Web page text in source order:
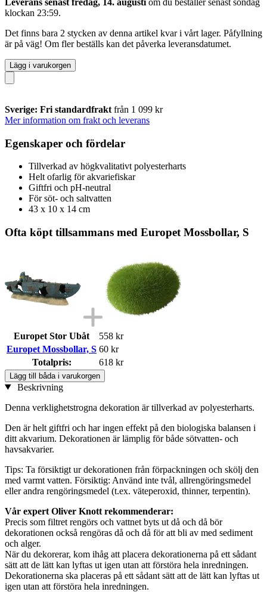
klockan 23:59.
Det finns bara 2 stycken av denna artikel kvar i vårt lager. Påfyllning
är på väg! Om fler beställs kan det påverka leveransdatumet.
Lägg i varukorgen
Sverige: Fri standardfrakt från 1 099 kr
Mer information om frakt och leverans
Egenskaper och fördelar
Tillverkad av högkvalitativt polyesterharts
Helt ofarlig för akvariefiskar
Giftfri och pH-neutral
För söt- och saltvatten
43 x 10 x 14 cm
Ofta köpt tillsammans med Europet Mossbollar, S
Europet Stor Ubåt
558 kr
Europet Mossbollar, S 60 kr
Totalpris:
618 kr
Lägg till båda i varukorgen
Beskrivning
Denna verklighetstrogna dekoration är tillverkad av polyesterharts.
Den är helt giftfri och har ingen effekt på den biologiska balansen i
ditt akvarium. Dekorationen är lämplig för både sötvatten- och
havsakvarier.
Tips: Ta försiktigt ur dekorationen från förpackningen och skölj den
med varmt vatten. Försiktig: Använd inte tvål, allrengöringsmedel
eller andra rengöringsmedel (t.ex. väteperoxid, thinner, terpentin).
Vår expert Oliver Knott rekommenderar:
Precis som filtret rengörs och vattnet byts ut då och då bör
dekorationen också rengöras då och då för att bli av med sediment
och alger.
När du dekorerar, kom ihåg att placera dekorationerna på ett sådant
sätt att de lätt kan lyftas ut igen utan att förstöra hela inredningen.
Dekorationerna ska placeras på ett sådant sätt att de lätt kan lyftas ut
igen utan att förstöra hela inredningen.